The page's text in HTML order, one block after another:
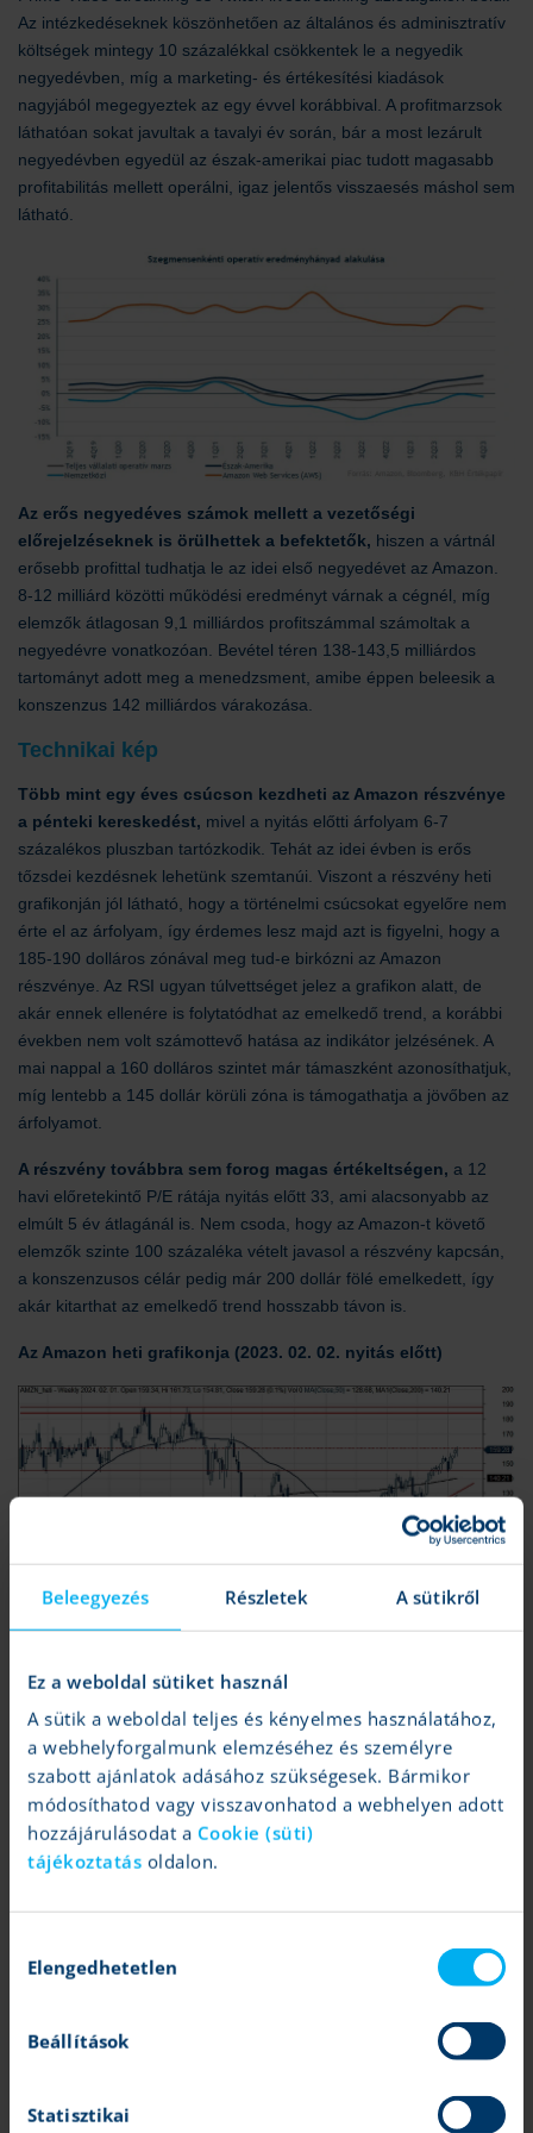
Beleegyezés Részletek A sütikről
Ez a weboldal sütiket használ
A sütik a weboldal teljes és kényelmes használatához,
a webhelyforgalmunk elemzéséhez és személyre
szabott ajánlatok adásához szükségesek. Bármikor
módosíthatod vagy visszavonhatod a webhelyen adott
hozzájárulásodat a Cookie (süti)
tájékoztatás oldalon.
kiválasztása
Elengedhetetlen
Beállítások
Statisztikai
Az intézkedéseknek köszönhetően az általános és adminisztratív
költségek mintegy 10 százalékkal csökkentek le a negyedik
negyedévben, míg a marketing- és értékesítési kiadások
nagyjából megegyeztek az egy évvel korábbival. A profitmarzsok
láthatóan sokat javultak a tavalyi év során, bár a most lezárult
negyedévben egyedül az észak-amerikai piac tudott magasabb
profitabilitás mellett operálni, igaz jelentős visszaesés máshol sem
látható.
Az erős negyedéves számok mellett a vezetőségi
előrejelzéseknek is örülhettek a befektetők, hiszen a vártnál
erősebb profittal tudhatja le az idei első negyedévet az Amazon.
8-12 milliárd közötti működési eredményt várnak a cégnél, míg
elemzők átlagosan 9,1 milliárdos profitszámmal számoltak a
negyedévre vonatkozóan. Bevétel téren 138-143,5 milliárdos
tartományt adott meg a menedzsment, amibe éppen beleesik a
konszenzus 142 milliárdos várakozása.
Technikai kép
Több mint egy éves csúcson kezdheti az Amazon részvénye
a pénteki kereskedést, mivel a nyitás előtti árfolyam 6-7
százalékos pluszban tartózkodik. Tehát az idei évben is erős
tőzsdei kezdésnek lehetünk szemtanúi. Viszont a részvény heti
grafikonján jól látható, hogy a történelmi csúcsokat egyelőre nem
érte el az árfolyam, így érdemes lesz majd azt is figyelni, hogy a
185-190 dolláros zónával meg tud-e birkózni az Amazon
részvénye. Az RSI ugyan túlvettséget jelez a grafikon alatt, de
akár ennek ellenére is folytatódhat az emelkedő trend, a korábbi
években nem volt számottevő hatása az indikátor jelzésének. A
mai nappal a 160 dolláros szintet már támaszként azonosíthatjuk,
míg lentebb a 145 dollár körüli zóna is támogathatja a jövőben az
árfolyamot.
A részvény továbbra sem forog magas értékeltségen, a 12
havi előretekintő P/E rátája nyitás előtt 33, ami alacsonyabb az
elmúlt 5 év átlagánál is. Nem csoda, hogy az Amazon-t követő
elemzők szinte 100 százaléka vételt javasol a részvény kapcsán,
a konszenzusos célár pedig már 200 dollár fölé emelkedett, így
akár kitarthat az emelkedő trend hosszabb távon is.
Az Amazon heti grafikonja (2023. 02. 02. nyitás előtt)
Tartalom lezárása:
2024.02.02 15:09
Időtartam:
Közép táv (néhány hónap)
Elemzői kitettség: Az elemzés magyar szerzője a fenti
értékpapírból nem rendelkezik részvényekkel.
Amazon: Még mindig nem magas az értékeltség
Mohácsi Mihály
Tovább